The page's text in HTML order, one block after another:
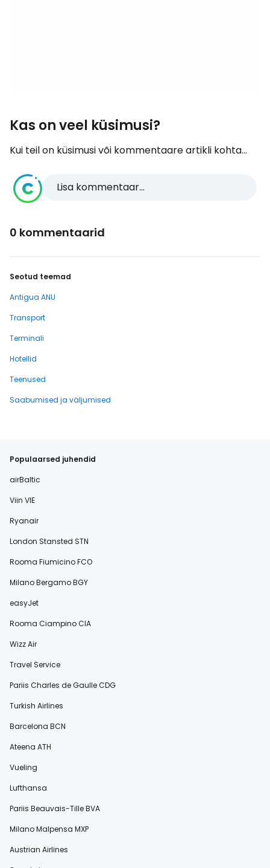
Kas on veel küsimusi?
Kui teil on küsimusi või kommentaare artikli kohta...
Lisa kommentaar...
0 kommentaarid
Seotud teemad
Antigua ANU
Transport
Terminali
Hotellid
Teenused
Saabumised ja väljumised
Populaarsed juhendid
airBaltic
Viin VIE
Ryanair
London Stansted STN
Rooma Fiumicino FCO
Milano Bergamo BGY
easyJet
Rooma Ciampino CIA
Wizz Air
Travel Service
Pariis Charles de Gaulle CDG
Turkish Airlines
Barcelona BCN
Ateena ATH
Vueling
Lufthansa
Pariis Beauvais-Tille BVA
Milano Malpensa MXP
Austrian Airlines